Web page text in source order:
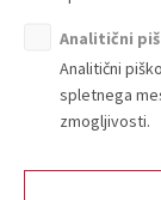
Ponudba in
Partnerski programi
Vsebine za
Analitični
Analitični
spletnega
zmogljivosti.